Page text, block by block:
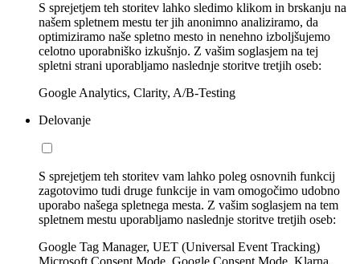
S sprejetjem teh storitev lahko sledimo klikom in brskanju na
našem spletnem mestu ter jih anonimno analiziramo, da
optimiziramo naše spletno mesto in nenehno izboljšujemo
celotno uporabniško izkušnjo. Z vašim soglasjem na tej
spletni strani uporabljamo naslednje storitve tretjih oseb:
Google Analytics, Clarity, A/B-Testing
Delovanje
S sprejetjem teh storitev vam lahko poleg osnovnih funkcij
zagotovimo tudi druge funkcije in vam omogočimo udobno
uporabo našega spletnega mesta. Z vašim soglasjem na tem
spletnem mestu uporabljamo naslednje storitve tretjih oseb:
Google Tag Manager, UET (Universal Event Tracking)